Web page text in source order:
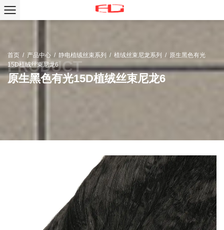
首页 / 产品中心 / 静电植绒丝束系列 / 植绒丝束尼龙系列 / 原生黑色有光
15D植绒丝束尼龙6
原生黑色有光15D植绒丝束尼龙6